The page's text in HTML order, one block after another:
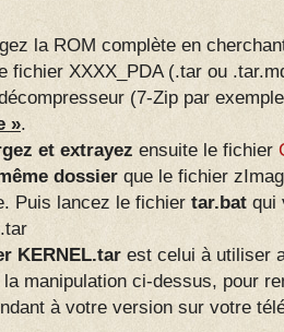
la ROM complète en
fichier XXXX_PDA (.tar ou
(7-Zip par
».
et extrayez ensuite le fichier
dossier que le fichier
Puis lancez le fichier tar.bat qui
KERNEL.tar est celui à utiliser
la manipulation ci-dessus, pour
à votre version sur votre